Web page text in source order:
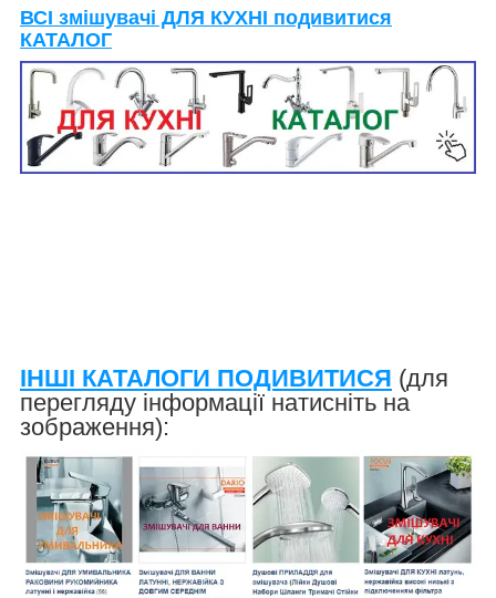
ВСІ змішувачі ДЛЯ КУХНІ подивитися
КАТАЛОГ
ІНШІ КАТАЛОГИ ПОДИВИТИСЯ (для
перегляду інформації натисніть на
зображення):